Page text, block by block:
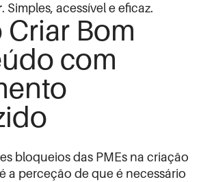
. Simples, acessível e eficaz.
Bom
com
bloqueios das PMEs na criação
a perceção de que é necessário